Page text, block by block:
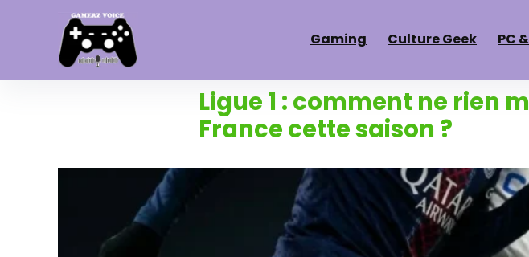
Gaming Culture Geek PC
Ligue 1 : comment ne rien
France cette saison ?